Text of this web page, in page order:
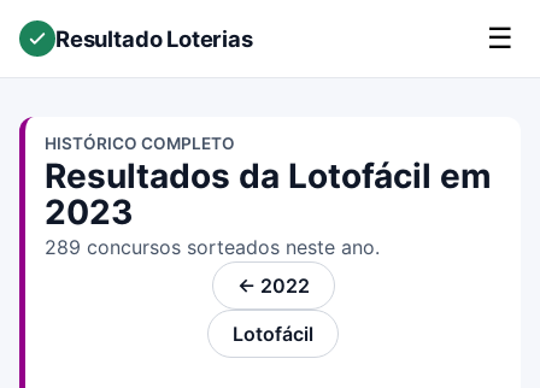
Resultado Loterias ☰
HISTÓRICO COMPLETO
Resultados da Lotofácil em
2023
289 concursos sorteados neste ano.
← 2022
Lotofácil